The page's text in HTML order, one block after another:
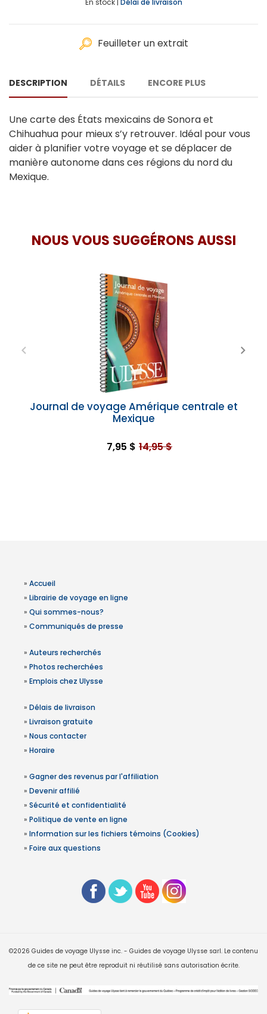
En stock | Délai de livraison
Feuilleter un extrait
DESCRIPTION DÉTAILS ENCORE PLUS
Une carte des États mexicains de Sonora et
Chihuahua pour mieux s’y retrouver. Idéal pour vous
aider à planifier votre voyage et se déplacer de
manière autonome dans ces régions du nord du
Mexique.
NOUS VOUS SUGGÉRONS AUSSI
Journal de voyage Amérique centrale et
Mexique
7,95 $ 14,95 $
» Accueil
» Librairie de voyage en ligne
» Qui sommes-nous?
» Communiqués de presse
» Auteurs recherchés
» Photos recherchées
» Emplois chez Ulysse
» Délais de livraison
» Livraison gratuite
» Nous contacter
» Horaire
» Gagner des revenus par l'affiliation
» Devenir affilié
» Sécurité et confidentialité
» Politique de vente en ligne
» Information sur les fichiers témoins (Cookies)
» Foire aux questions
©2026 Guides de voyage Ulysse inc. - Guides de voyage Ulysse sarl. Le contenu
de ce site ne peut être reproduit ni réutilisé sans autorisation écrite.